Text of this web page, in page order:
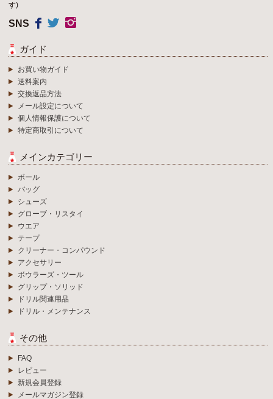
す)
SNS
ガイド
お買い物ガイド
送料案内
交換返品方法
メール設定について
個人情報保護について
特定商取引について
メインカテゴリー
ボール
バッグ
シューズ
グローブ・リスタイ
ウエア
テープ
クリーナー・コンパウンド
アクセサリー
ボウラーズ・ツール
グリップ・ソリッド
ドリル関連用品
ドリル・メンテナンス
その他
FAQ
レビュー
新規会員登録
メールマガジン登録